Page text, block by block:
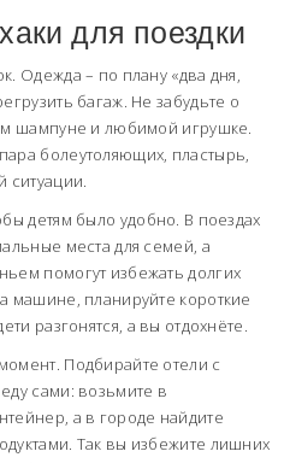
для поездки
Одежда – по плану «два дня,
багаж. Не забудьте о
шампуне и любимой игрушке.
болеутоляющих, пластырь,
ситуации.
детям было удобно. В поездах
места для семей, а
помогут избежать долгих
машине, планируйте короткие
разгонятся, а вы отдохнёте.
Подбирайте отели с
сами: возьмите в
а в городе найдите
Так вы избежите лишних